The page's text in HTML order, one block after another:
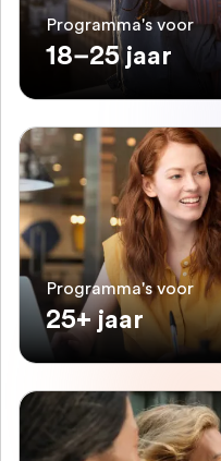
Programma's voor
18–25 jaar
Programma's voor
25+ jaar